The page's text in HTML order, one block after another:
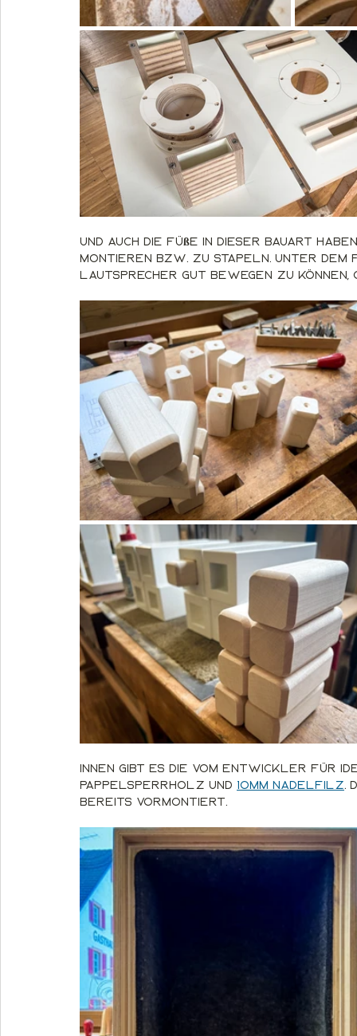
Und auch die Füße in dieser Bauart
montieren bzw. zu stapeln. Unter dem
Lautsprecher gut bewegen zu können,
Innen gibt es die vom Entwickler für
Pappelsperrholz und 10mm Nadelfilz .
bereits vormontiert.